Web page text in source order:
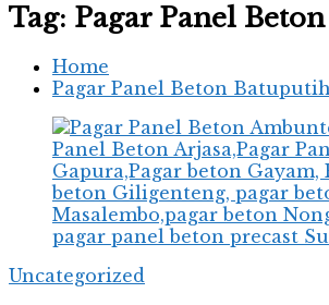
Tag: Pagar Panel
Home
Pagar Panel Beton Batuputih
Uncategorized